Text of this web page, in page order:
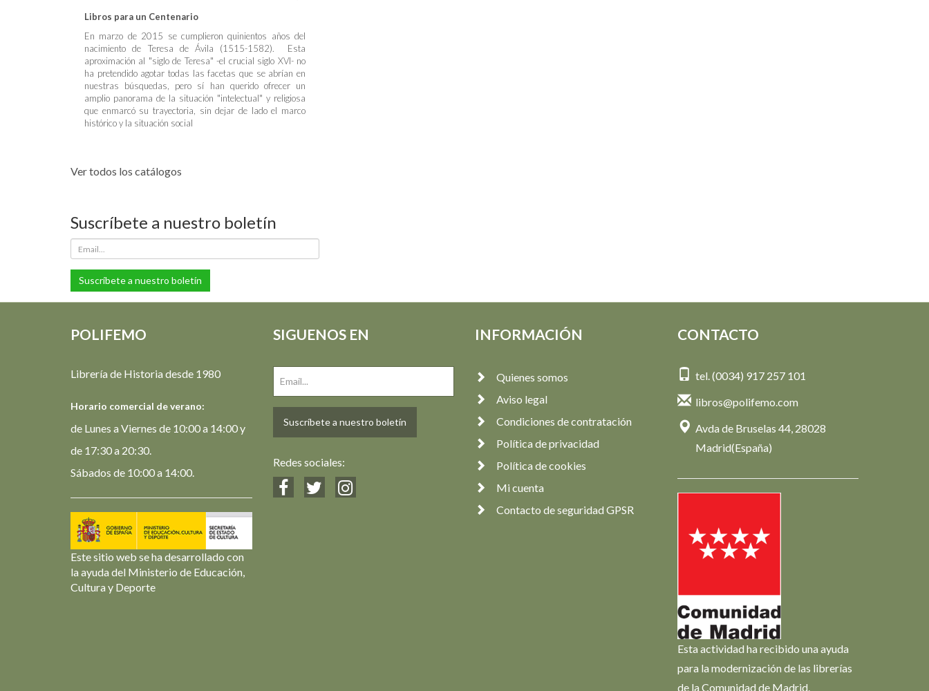
Libros para un Centenario
En marzo de 2015 se cumplieron quinientos años del
nacimiento de Teresa de Ávila (1515-1582). Esta
aproximación al "siglo de Teresa" -el crucial siglo XVI- no
ha pretendido agotar todas las facetas que se abrían en
nuestras búsquedas, pero sí han querido ofrecer un
amplio panorama de la situación "intelectual" y religiosa
que enmarcó su trayectoria, sin dejar de lado el marco
histórico y la situación social
Ver todos los catálogos
Suscríbete a nuestro boletín
Suscríbete a nuestro boletín
POLIFEMO
Librería de Historia desde 1980
Horario comercial de verano:
de Lunes a Viernes de 10:00 a 14:00 y
de 17:30 a 20:30.
Sábados de 10:00 a 14:00.
Este sitio web se ha desarrollado con
la ayuda del Ministerio de Educación,
Cultura y Deporte
SIGUENOS EN
Suscríbete a nuestro boletín
Redes sociales:
INFORMACIÓN
Quienes somos
Aviso legal
Condiciones de contratación
Política de privacidad
Política de cookies
Mi cuenta
Contacto de seguridad GPSR
CONTACTO
tel. (0034) 917 257 101
libros@polifemo.com
Avda de Bruselas 44, 28028
Madrid(España)
Esta actividad ha recibido una ayuda
para la modernización de las librerías
de la Comunidad de Madrid.